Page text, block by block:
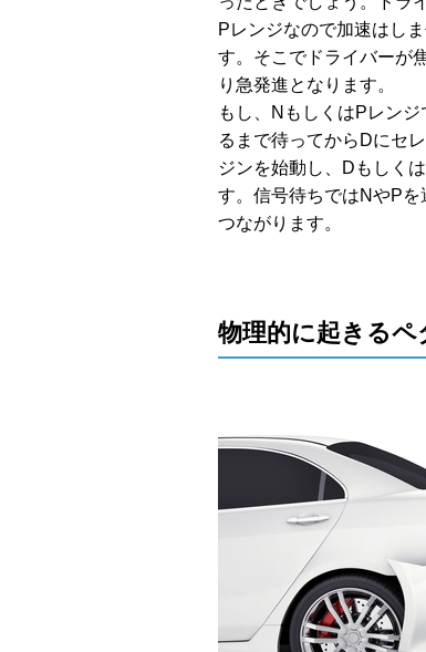
Pレンジなので加速はし
す。そこでドライバーが
り急発進となります。
もし、NもしくはPレン
るまで待ってからDにセ
ジンを始動し、Dもしく
す。信号待ちではNやP
つながります。
物理的に起きるペ